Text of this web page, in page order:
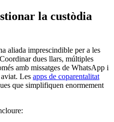
la custòdia
aliada imprescindible per a les
dues llars, múltiples
amb missatges de WhatsApp i
Les apps de coparentalitat
que simplifiquen enormement